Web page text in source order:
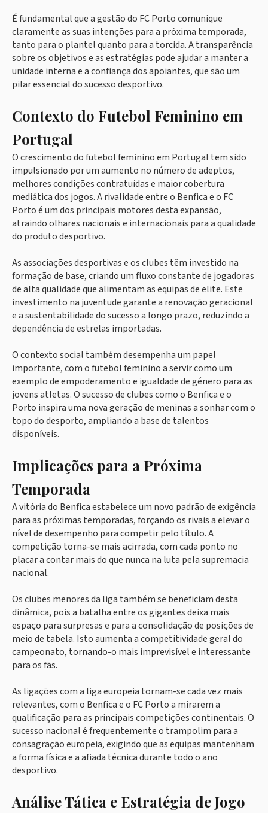
É fundamental que a gestão do FC Porto comunique
claramente as suas intenções para a próxima temporada,
tanto para o plantel quanto para a torcida. A transparência
sobre os objetivos e as estratégias pode ajudar a manter a
unidade interna e a confiança dos apoiantes, que são um
pilar essencial do sucesso desportivo.
Contexto do Futebol Feminino em
Portugal
O crescimento do futebol feminino em Portugal tem sido
impulsionado por um aumento no número de adeptos,
melhores condições contratuídas e maior cobertura
mediática dos jogos. A rivalidade entre o Benfica e o FC
Porto é um dos principais motores desta expansão,
atraindo olhares nacionais e internacionais para a qualidade
do produto desportivo.
As associações desportivas e os clubes têm investido na
formação de base, criando um fluxo constante de jogadoras
de alta qualidade que alimentam as equipas de elite. Este
investimento na juventude garante a renovação geracional
e a sustentabilidade do sucesso a longo prazo, reduzindo a
dependência de estrelas importadas.
O contexto social também desempenha um papel
importante, com o futebol feminino a servir como um
exemplo de empoderamento e igualdade de género para as
jovens atletas. O sucesso de clubes como o Benfica e o
Porto inspira uma nova geração de meninas a sonhar com o
topo do desporto, ampliando a base de talentos
disponíveis.
Implicações para a Próxima
Temporada
A vitória do Benfica estabelece um novo padrão de exigência
para as próximas temporadas, forçando os rivais a elevar o
nível de desempenho para competir pelo título. A
competição torna-se mais acirrada, com cada ponto no
placar a contar mais do que nunca na luta pela supremacia
nacional.
Os clubes menores da liga também se beneficiam desta
dinâmica, pois a batalha entre os gigantes deixa mais
espaço para surpresas e para a consolidação de posições de
meio de tabela. Isto aumenta a competitividade geral do
campeonato, tornando-o mais imprevisível e interessante
para os fãs.
As ligações com a liga europeia tornam-se cada vez mais
relevantes, com o Benfica e o FC Porto a mirarem a
qualificação para as principais competições continentais. O
sucesso nacional é frequentemente o trampolim para a
consagração europeia, exigindo que as equipas mantenham
a forma física e a afiada técnica durante todo o ano
desportivo.
Análise Tática e Estratégia de Jogo